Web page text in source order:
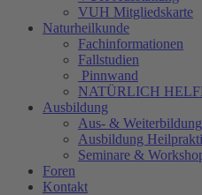
VUH Mitgliedskarte
Naturheilkunde
Fachinformationen
Fallstudien
Pinnwand
NATÜRLICH
Ausbildung
Aus- & Weiterbildung
Ausbildung
Seminare &
Foren
Kontakt